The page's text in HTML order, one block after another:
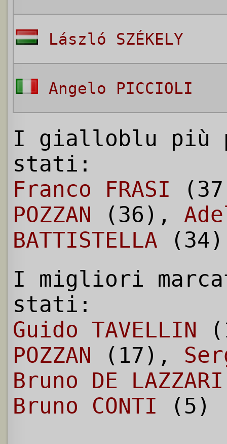
László SZÉKELY
Angelo PICCIOLI
I gialloblu più
stati:
Franco FRASI
POZZAN (36),
BATTISTELLA (34)
I migliori
stati:
Guido TAVELLIN
POZZAN (17),
Bruno DE LAZZARI
Bruno CONTI (5)